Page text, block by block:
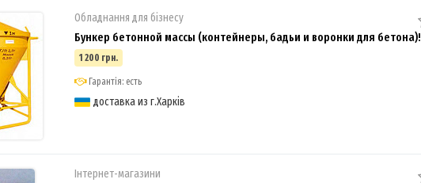
Обладнання для бізнесу
Бункер бетонной массы (контейнеры, бадьи и воронки для бетона)!
1 200 грн.
Гарантія: есть
доставка из г.Харків
Інтернет-магазини